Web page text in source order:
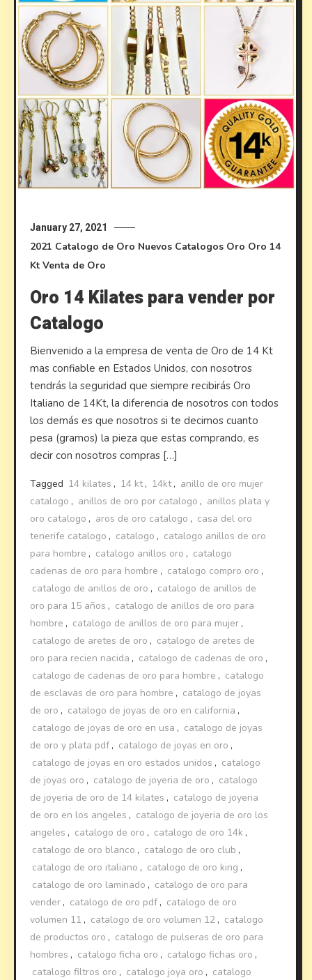
January 27, 2021
2021 Catalogo de Oro Nuevos Catalogos Oro Oro 14
Kt Venta de Oro
Oro 14 Kilates para vender por
Catalogo
Bienvenido a la empresa de venta de Oro de 14 Kt
mas confiable en Estados Unidos, con nosotros
tendrás la seguridad que siempre recibirás Oro
Italiano de 14Kt, la diferencia de nosotros con todos
los demás es que nosotros si te decimos cuanto
pesa (gramos) la pieza que estas comprando, es
decir con nosotros compras […]
Tagged 14 kilates , 14 kt, 14kt, anillo de oro mujer
catalogo , anillos de oro por catalogo , anillos plata y
oro catalogo , aros de oro catalogo , casa del oro
tenerife catalogo , catalogo , catalogo anillos de oro
para hombre , catalogo anillos oro , catalogo
cadenas de oro para hombre , catalogo compro oro ,
catalogo de anillos de oro , catalogo de anillos de
oro para 15 años , catalogo de anillos de oro para
hombre , catalogo de anillos de oro para mujer ,
catalogo de aretes de oro , catalogo de aretes de
oro para recien nacida , catalogo de cadenas de oro ,
catalogo de cadenas de oro para hombre , catalogo
de esclavas de oro para hombre , catalogo de joyas
de oro , catalogo de joyas de oro en california ,
catalogo de joyas de oro en usa , catalogo de joyas
de oro y plata pdf , catalogo de joyas en oro ,
catalogo de joyas en oro estados unidos , catalogo
de joyas oro , catalogo de joyeria de oro , catalogo
de joyeria de oro de 14 kilates , catalogo de joyeria
de oro en los angeles , catalogo de joyeria de oro los
angeles , catalogo de oro , catalogo de oro 14k ,
catalogo de oro blanco , catalogo de oro club ,
catalogo de oro italiano , catalogo de oro king ,
catalogo de oro laminado , catalogo de oro para
vender , catalogo de oro pdf , catalogo de oro
volumen 11 , catalogo de oro volumen 12 , catalogo
de productos oro , catalogo de pulseras de oro para
hombres , catalogo ficha oro , catalogo fichas oro ,
catalogo filtros oro , catalogo joya oro , catalogo